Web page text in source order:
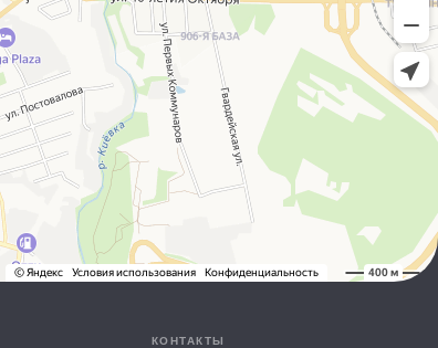
КОНТАКТЫ
Юля
Онлайн-консультант МТК